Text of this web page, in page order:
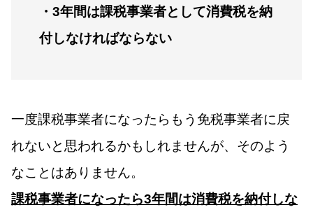
・3年間は課税事業者として消費税を納
付しなければならない
一度課税事業者になったらもう免税事業者に戻
れないと思われるかもしれませんが、そのよう
なことはありません。
課税事業者になったら3年間は消費税を納付しな